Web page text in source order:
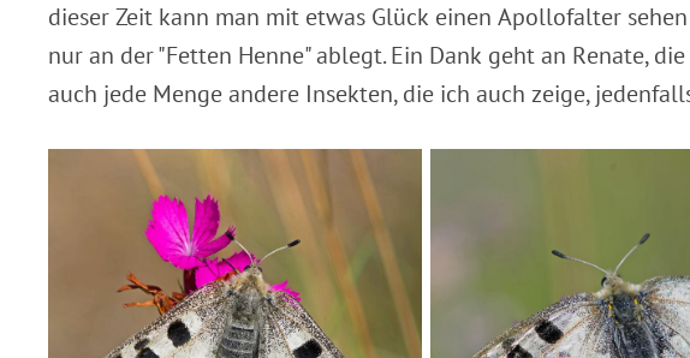
dieser Zeit kann man mit etwas Glück einen Apollofalter
nur an der "Fetten Henne" ablegt. Ein Dank geht an Renate,
auch jede Menge andere Insekten, die ich auch zeige,